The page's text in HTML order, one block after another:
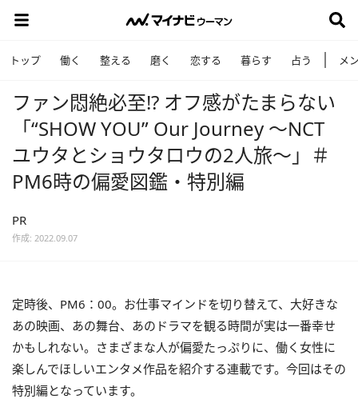
トップ 働く 整える 磨く 恋する 暮らす 占う メ
ファン悶絶必至!? オフ感がたまらない
「“SHOW YOU” Our Journey ～NCT
ユウタとショウタロウの2人旅～」＃
PM6時の偏愛図鑑・特別編
PR
作成: 2022.09.07
定時後、PM6：00。お仕事マインドを切り替えて、大好きな
あの映画、あの舞台、あのドラマを観る時間が実は一番幸せ
かもしれない。さまざまな人が偏愛たっぷりに、働く女性に
楽しんでほしいエンタメ作品を紹介する連載です。今回はその
特別編となっています。